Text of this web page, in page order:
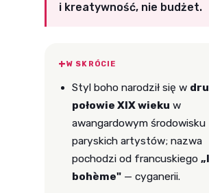
i kreatywność, nie budżet.
W SKRÓCIE
Styl boho narodził się w
połowie XIX wieku w
awangardowym środowisku
paryskich artystów; nazwa
pochodzi od francuskiego
bohème" — cyganerii.